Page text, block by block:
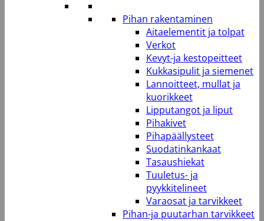
Pihan rakentaminen
Aitaelementit ja tolpat
Verkot
Kevyt-ja kestopeitteet
Kukkasipulit ja siemenet
Lannoitteet, mullat ja
kuorikkeet
Lipputangot ja liput
Pihakivet
Pihapäällysteet
Suodatinkankaat
Tasaushiekat
Tuuletus- ja
pyykkitelineet
Varaosat ja tarvikkeet
Pihan-ja puutarhan tarvikkeet